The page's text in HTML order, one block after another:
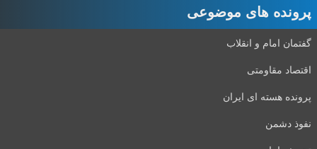
پرونده های موضوعی
گفتمان امام و انقلاب
اقتصاد مقاومتی
پرونده هسته ای ایران
نفوذ دشمن